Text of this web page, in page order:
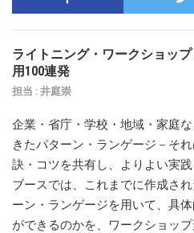
ライトニング・ワークショッ
用100連発
担当 : 井庭崇
企業・省庁・学校・地域・家庭
きたパターン・ランゲージ－そ
訣・コツを共有し、よりよい実
ブースでは、これまでに作成さ
ーン・ランゲージを用いて、具
ができるのかを、ワークショッ